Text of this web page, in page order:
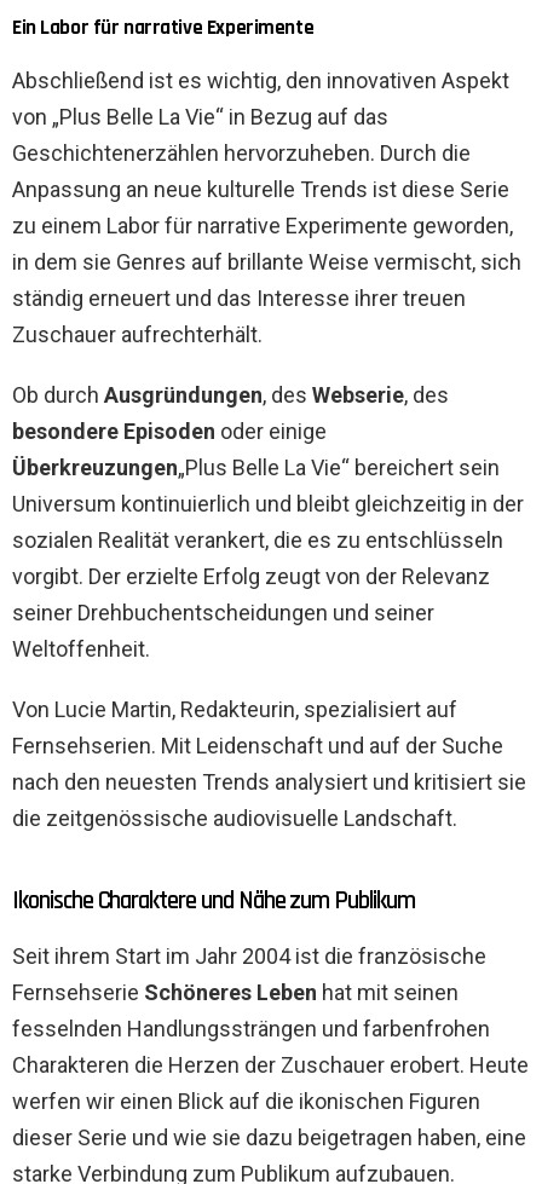
Ein Labor für narrative Experimente
Abschließend ist es wichtig, den innovativen Aspekt
von „Plus Belle La Vie“ in Bezug auf das
Geschichtenerzählen hervorzuheben. Durch die
Anpassung an neue kulturelle Trends ist diese Serie
zu einem Labor für narrative Experimente geworden,
in dem sie Genres auf brillante Weise vermischt, sich
ständig erneuert und das Interesse ihrer treuen
Zuschauer aufrechterhält.
Ob durch Ausgründungen, des Webserie, des
besondere Episoden oder einige
Überkreuzungen„Plus Belle La Vie“ bereichert sein
Universum kontinuierlich und bleibt gleichzeitig in der
sozialen Realität verankert, die es zu entschlüsseln
vorgibt. Der erzielte Erfolg zeugt von der Relevanz
seiner Drehbuchentscheidungen und seiner
Weltoffenheit.
Von Lucie Martin, Redakteurin, spezialisiert auf
Fernsehserien. Mit Leidenschaft und auf der Suche
nach den neuesten Trends analysiert und kritisiert sie
die zeitgenössische audiovisuelle Landschaft.
Ikonische Charaktere und Nähe zum Publikum
Seit ihrem Start im Jahr 2004 ist die französische
Fernsehserie Schöneres Leben hat mit seinen
fesselnden Handlungssträngen und farbenfrohen
Charakteren die Herzen der Zuschauer erobert. Heute
werfen wir einen Blick auf die ikonischen Figuren
dieser Serie und wie sie dazu beigetragen haben, eine
starke Verbindung zum Publikum aufzubauen.